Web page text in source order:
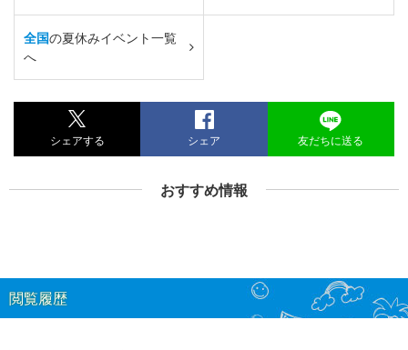
全国の夏休みイベント一覧
へ
シェアする シェア 友だちに送る
おすすめ情報
閲覧履歴